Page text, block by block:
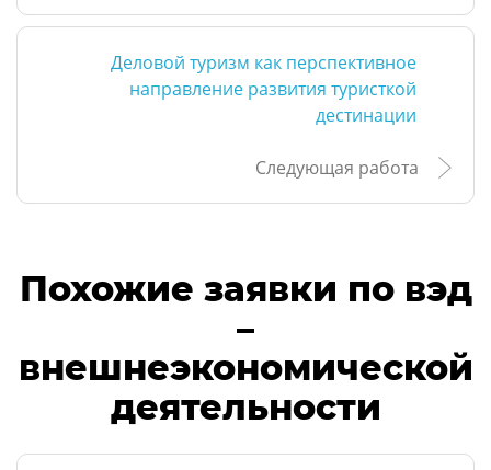
Деловой туризм как перспективное
направление развития туристкой
дестинации
Следующая работа
Похожие заявки по вэд
–
внешнеэкономической
деятельности